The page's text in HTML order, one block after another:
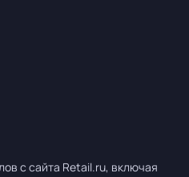
с сайта Retail.ru, включая